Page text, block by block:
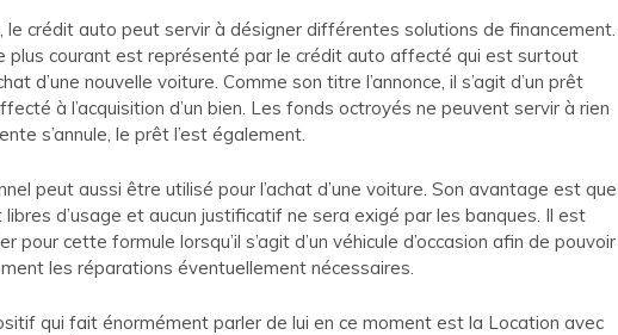
le crédit auto peut servir à désigner différentes solutions de financement.
plus courant est représenté par le crédit auto affecté qui est surtout
d’une nouvelle voiture. Comme son titre l’annonce, il s’agit d’un prêt
à l’acquisition d’un bien. Les fonds octroyés ne peuvent servir à rien
s’annule, le prêt l’est également.
peut aussi être utilisé pour l’achat d’une voiture. Son avantage est que
d’usage et aucun justificatif ne sera exigé par les banques. Il est
pour cette formule lorsqu’il s’agit d’un véhicule d’occasion afin de pouvoir
les réparations éventuellement nécessaires.
qui fait énormément parler de lui en ce moment est la Location avec